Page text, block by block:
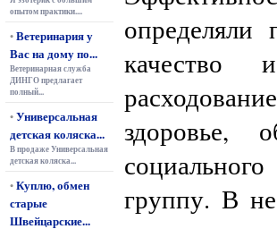
опытом практики....
•Ветеринария у
Вас на дому по...
Ветеринарная служба
ДИНГО предлагает
полный...
•Универсальная
детская коляска...
В продаже Универсальная
детская коляска...
•Куплю, обмен
старые
Швейцарские...
качество
здоровье,
группу. В